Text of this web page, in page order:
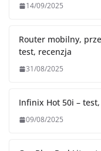
14/09/2025
Router mobilny,
test, recenzja
31/08/2025
Infinix Hot 50i –
09/08/2025